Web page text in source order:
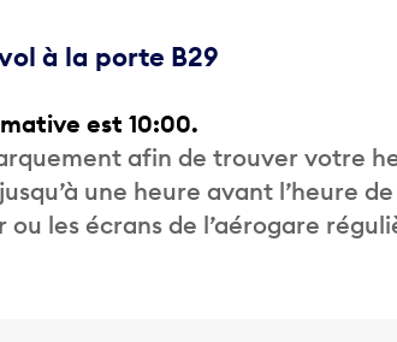
à la porte B29
est 10:00.
afin de trouver votre
une heure avant l’heure
les écrans de l’aérogare